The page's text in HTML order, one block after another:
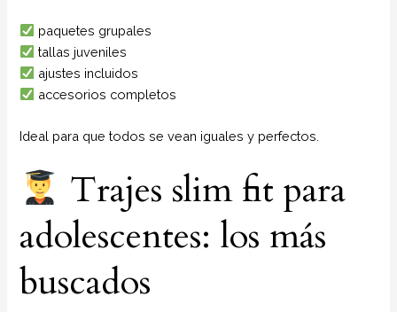
paquetes grupales
tallas juveniles
ajustes incluidos
accesorios completos
Ideal para que todos se vean iguales y perfectos.
Trajes slim fit para
adolescentes: los más
buscados